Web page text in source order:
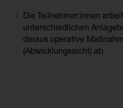
Die Teilnehmer:innen
unterschiedlichen
daraus operative
(Abwicklungssicht) ab.